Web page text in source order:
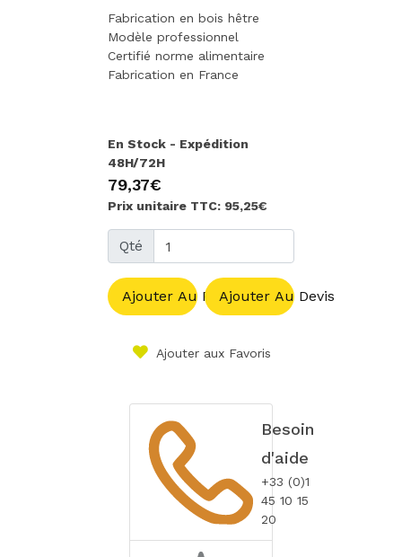
Fabrication en bois hêtre
Modèle professionnel
Certifié norme alimentaire
Fabrication en France
En Stock - Expédition
48H/72H
79,37€
Prix unitaire TTC: 95,25€
Qté
Ajouter Au PanierAjouter Au Devis
Ajouter aux Favoris
Besoin
d'aide
+33 (0)1
45 10 15
20